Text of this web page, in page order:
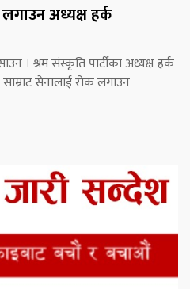
अध्यक्ष हर्क
। श्रम संस्कृति पार्टीका अध्यक्ष हर्क
सेनालाई रोक लगाउन